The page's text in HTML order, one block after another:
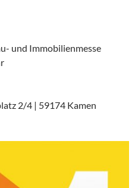
und Immobilienmesse
2/4 | 59174 Kamen